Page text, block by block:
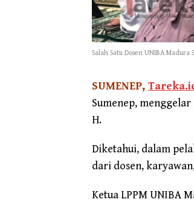
Salah Satu Dosen UNIBA
SUMENEP,
Sumenep,
H.
Diketahui, dalam
dari dosen,
Ketua LPPM UNIBA